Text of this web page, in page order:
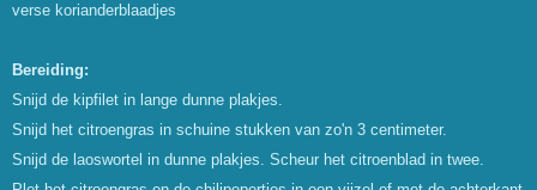
verse korianderblaadjes
Bereiding:
Snijd de kipfilet in lange dunne plakjes.
Snijd het citroengras in schuine stukken van zo'n 3 centimeter.
Snijd de laoswortel in dunne plakjes. Scheur het citroenblad in twee.